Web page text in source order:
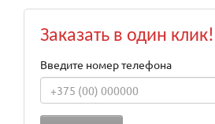
Заказать в один клик!
Введите номер телефона